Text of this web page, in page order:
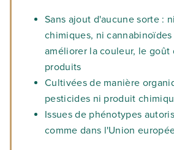
Sans ajout d'aucune sorte :
chimiques, ni
améliorer la couleur, le goût
produits
Cultivées de manière
pesticides ni produit
Issues de phénotypes
comme dans l'Union